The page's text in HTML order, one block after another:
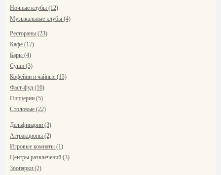
Ночные клубы (12)
Музыкальные клубы (4)
Рестораны (23)
Кафе (17)
Бары (4)
Суши (3)
Кофейни и чайные (13)
Фаст-фуд (16)
Пиццерии (5)
Столовые (22)
Дельфинарии (3)
Аттракционы (2)
Игровые комнаты (1)
Центры развлечений (3)
Зоопарки (2)